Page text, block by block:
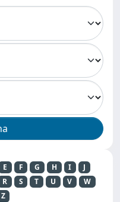
E F G H I
J
R S T U V
W
Z